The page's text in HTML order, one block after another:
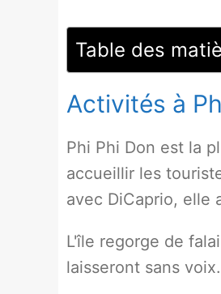
Table des
Activités à
Phi Phi Don est la
accueillir les
avec DiCaprio, elle
L'île regorge de
laisseront sans voix.